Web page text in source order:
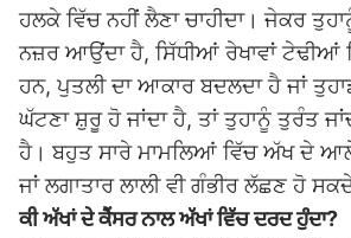
ਹਲਕੇ ਵਿੱਚ ਨਹੀਂ ਲੈਣਾ ਚਾਹੀਦਾ। ਜੇਕਰ
ਨਜ਼ਰ ਆਉਂਦਾ ਹੈ, ਸਿੱਧੀਆਂ ਰੇਖਾਵਾਂ ਟੇਢੀਆਂ
ਹਨ, ਪੁਤਲੀ ਦਾ ਆਕਾਰ ਬਦਲਦਾ ਹੈ ਜਾਂ
ਘੱਟਣਾ ਸ਼ੁਰੂ ਹੋ ਜਾਂਦਾ ਹੈ, ਤਾਂ ਤੁਹਾਨੂੰ ਤੁਰੰਤ
ਹੈ। ਬਹੁਤ ਸਾਰੇ ਮਾਮਲਿਆਂ ਵਿੱਚ ਅੱਖ ਦੇ
ਜਾਂ ਲਗਾਤਾਰ ਲਾਲੀ ਵੀ ਗੰਭੀਰ ਲੱਛਣ ਹੋ
ਕੀ ਅੱਖਾਂ ਦੇ ਕੈਂਸਰ ਨਾਲ ਅੱਖਾਂ ਵਿੱਚ ਦਰਦ ਹੁੰਦਾ?